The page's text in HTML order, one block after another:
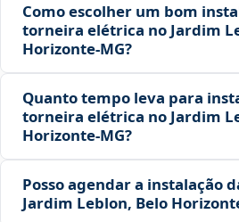
Como escolher um bom
torneira elétrica no Jardim
Horizonte‑MG?
Quanto tempo leva para
torneira elétrica no Jardim
Horizonte‑MG?
Posso agendar a instalação
Jardim Leblon, Belo